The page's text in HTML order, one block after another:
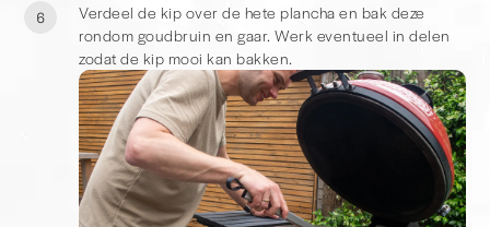
6
Verdeel de kip over de hete plancha en bak deze
rondom goudbruin en gaar. Werk eventueel in delen
zodat de kip mooi kan bakken.